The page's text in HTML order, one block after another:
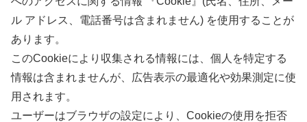
ル アドレス、電話番号は含まれません) を使用することが
あります。
このCookieにより収集される情報には、個人を特定する
情報は含まれませんが、広告表示の最適化や効果測定に使
用されます。
ユーザーはブラウザの設定により、Cookieの使用を拒否